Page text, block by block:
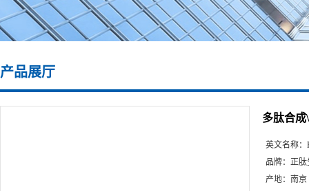
产品展厅
多肽合成
英文名称：
品牌： 正肽
产地： 南京